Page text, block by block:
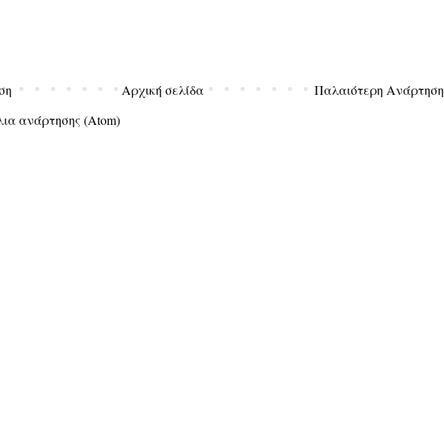
Παλαιότερη Ανάρτηση
Αρχική σελίδα
ανάρτησης (Atom)